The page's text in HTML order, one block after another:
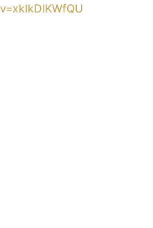
v=xkIkDIKWfQU